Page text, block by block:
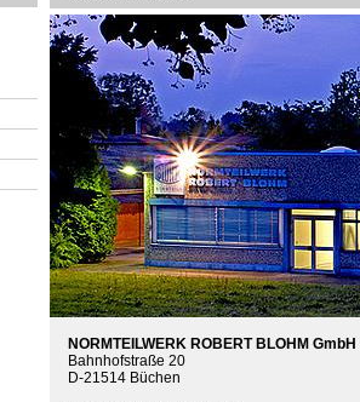
NORMTEILWERK ROBERT BLOHM GmbH
Bahnhofstraße 20
D-21514 Büchen